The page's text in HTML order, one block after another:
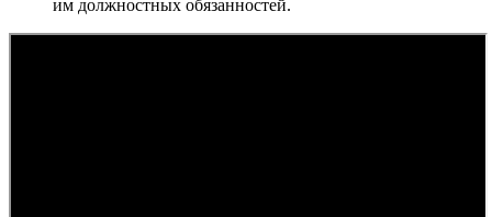
им должностных обязанностей.